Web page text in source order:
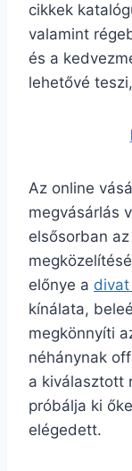
cikkek
valamint
és a
lehetővé
Az online
megvásárlás
elsősorban
előnye a
kínálata,
megkönnyíti
néhánynak
a kiválasztott
próbálja ki
elégedett.